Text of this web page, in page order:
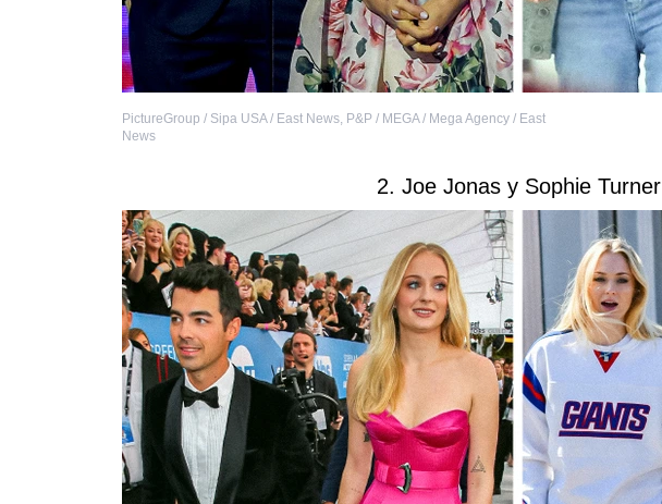
PictureGroup / Sipa USA / East News, P&P / MEGA / Mega Agency / East
News
2. Joe Jonas y Sophie Turner